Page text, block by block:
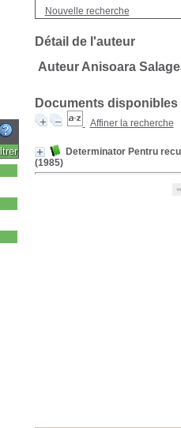
Nouvelle recherche
Détail de l'auteur
Auteur Anisoara
Documents
Affiner la recherche
Determinator Pentru
(1985)